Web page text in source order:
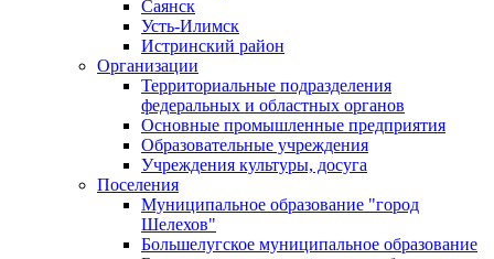
Саянск
Усть-Илимск
Истринский район
Организации
Территориальные подразделения
федеральных и областных органов
Основные промышленные предприятия
Образовательные учреждения
Учреждения культуры, досуга
Поселения
Муниципальное образование "город
Шелехов"
Большелугское муниципальное образование